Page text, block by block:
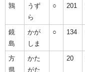
鶉
うず
ら
○ 201
鏡
島
かが
しま
○ 134
方
県
かた
がた
20